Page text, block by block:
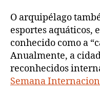
O arquipélago
esportes aquáticos,
conhecido como a
Anualmente, a
reconhecidos
Semana